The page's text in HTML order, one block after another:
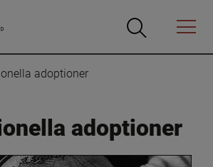
Öppna
Öppna
Menyn
adoptioner
adoptioner